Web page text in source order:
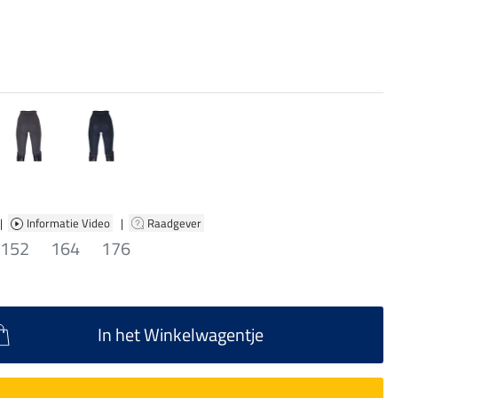
| Informatie Video | Raadgever
152 164 176
In het Winkelwagentje